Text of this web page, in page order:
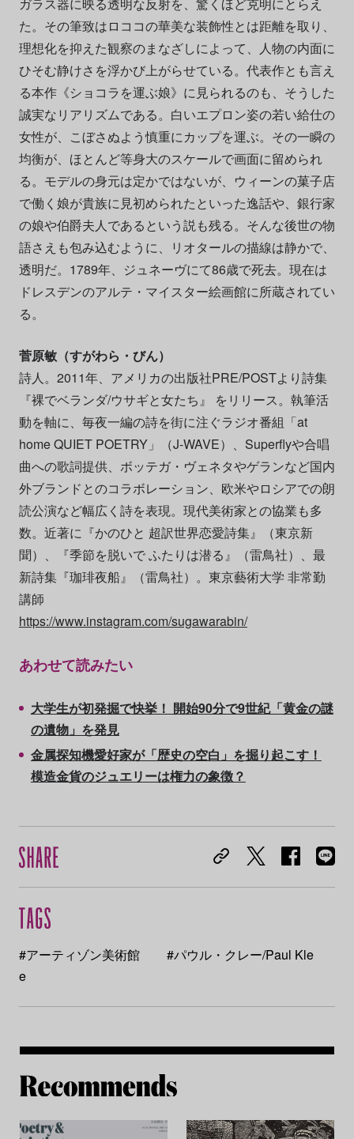
ガラス器に映る透明な反射を、驚くほど克明にとらえ
た。その筆致はロココの華美な装飾性とは距離を取り、
理想化を抑えた観察のまなざしによって、人物の内面に
ひそむ静けさを浮かび上がらせている。代表作とも言え
る本作《ショコラを運ぶ娘》に見られるのも、そうした
誠実なリアリズムである。白いエプロン姿の若い給仕の
女性が、こぼさぬよう慎重にカップを運ぶ。その一瞬の
均衡が、ほとんど等身大のスケールで画面に留められ
る。モデルの身元は定かではないが、ウィーンの菓子店
で働く娘が貴族に見初められたといった逸話や、銀行家
の娘や伯爵夫人であるという説も残る。そんな後世の物
語さえも包み込むように、リオタールの描線は静かで、
透明だ。1789年、ジュネーヴにて86歳で死去。現在は
ドレスデンのアルテ・マイスター絵画館に所蔵されてい
る。
菅原敏（すがわら・びん）
詩人。2011年、アメリカの出版社PRE/POSTより詩集
『裸でベランダ/ウサギと女たち』 をリリース。執筆活
動を軸に、毎夜一編の詩を街に注ぐラジオ番組「at
home QUIET POETRY」（J-WAVE）、Superflyや合唱
曲への歌詞提供、ボッテガ・ヴェネタやゲランなど国内
外ブランドとのコラボレーション、欧米やロシアでの朗
読公演など幅広く詩を表現。現代美術家との協業も多
数。近著に『かのひと 超訳世界恋愛詩集』（東京新
聞）、『季節を脱いで ふたりは潜る』（雷鳥社）、最
新詩集『珈琲夜船』（雷鳥社）。東京藝術大学 非常勤
講師
https://www.instagram.com/sugawarabin/
あわせて読みたい
大学生が初発掘で快挙！ 開始90分で9世紀「黄金の謎
の遺物」を発見
金属探知機愛好家が「歴史の空白」を掘り起こす！
模造金貨のジュエリーは権力の象徴？
#アーティゾン美術館
#パウル・クレー/Paul Kle
e